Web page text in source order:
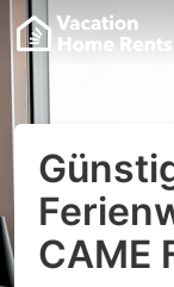
CAME